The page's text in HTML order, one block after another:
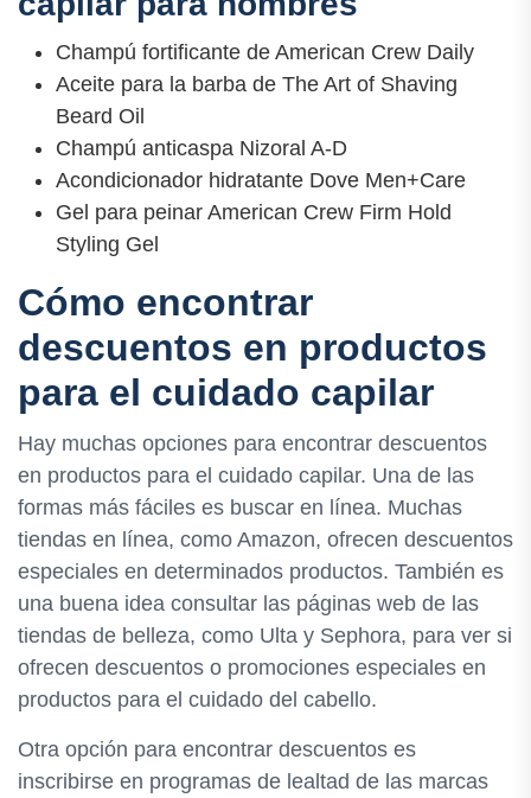
Champú fortificante de American Crew Daily
Aceite para la barba de The Art of Shaving
Beard Oil
Champú anticaspa Nizoral A-D
Acondicionador hidratante Dove Men+Care
Gel para peinar American Crew Firm Hold
Styling Gel
Cómo encontrar
descuentos en productos
para el cuidado capilar
Hay muchas opciones para encontrar descuentos
en productos para el cuidado capilar. Una de las
formas más fáciles es buscar en línea. Muchas
tiendas en línea, como Amazon, ofrecen descuentos
especiales en determinados productos. También es
una buena idea consultar las páginas web de las
tiendas de belleza, como Ulta y Sephora, para ver si
ofrecen descuentos o promociones especiales en
productos para el cuidado del cabello.
Otra opción para encontrar descuentos es
inscribirse en programas de lealtad de las marcas